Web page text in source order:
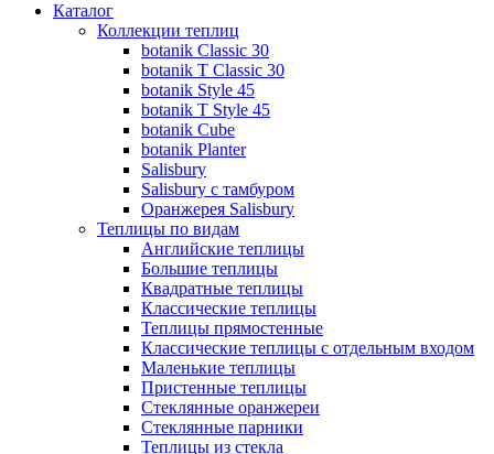
Каталог
Коллекции теплиц
botanik Classic 30
botanik T Classic 30
botanik Style 45
botanik Т Style 45
botanik Cube
botanik Planter
Salisbury
Salisbury с тамбуром
Оранжерея Salisbury
Теплицы по видам
Английские теплицы
Большие теплицы
Квадратные теплицы
Классические теплицы
Теплицы прямостенные
Классические теплицы с отдельным входом
Маленькие теплицы
Пристенные теплицы
Стеклянные оранжереи
Стеклянные парники
Теплицы из стекла